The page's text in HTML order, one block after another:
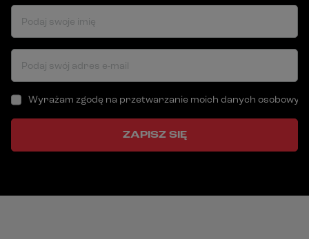
Podaj swoje imię
Podaj swój adres e-mail
Wyrażam zgodę na przetwarzanie moich danych
ZAPISZ SIĘ